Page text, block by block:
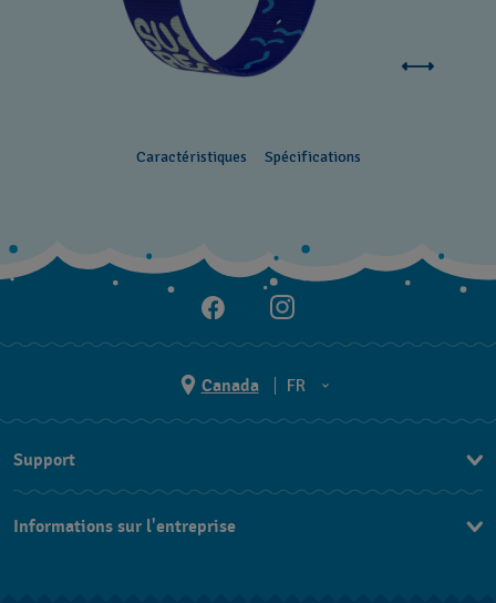
Caractéristiques Spécifications
Canada
FR
EN
Support
Informations sur l'entreprise